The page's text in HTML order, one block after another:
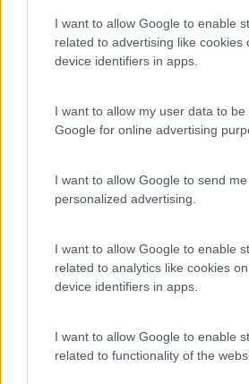
I want to allow Google to enable
related to advertising like cookies
device identifiers in apps.
I want to allow my user data to be
Google for online advertising
I want to allow Google to send me
personalized advertising.
I want to allow Google to enable
related to analytics like cookies
device identifiers in apps.
I want to allow Google to enable
related to functionality of the
Categorias Blog
Artigo De Opinião
Comunicação
Desenvolvimento
Desenvolvimento De
Expo RH